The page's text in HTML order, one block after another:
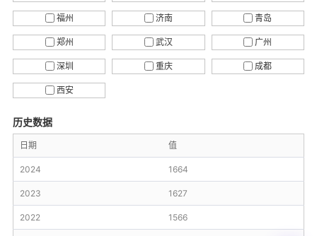
福州 济南 青岛
郑州 武汉 广州
深圳 重庆 成都
西安
历史数据
日期 值
2024 1664
2023 1627
2022 1566